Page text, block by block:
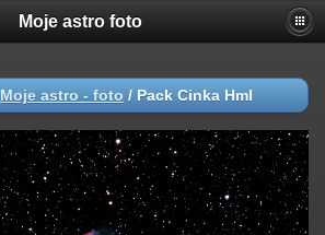
Moje astro foto
Moje astro - foto / Pack Cinka Hml